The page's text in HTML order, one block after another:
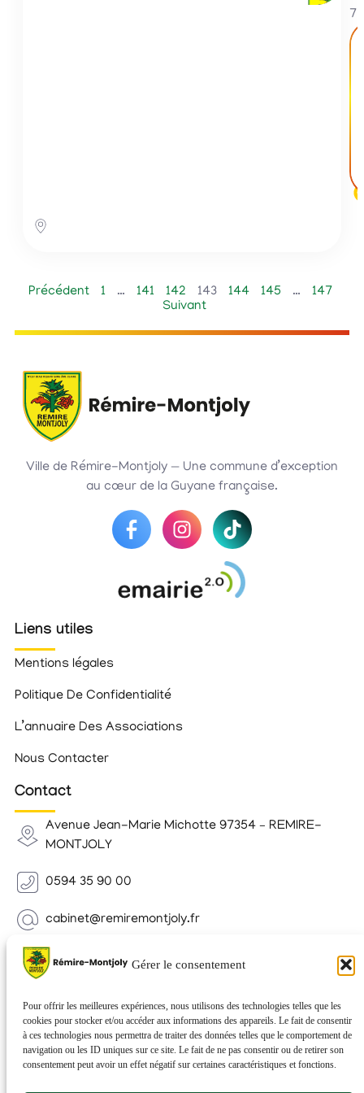
Gérer le consentement
Pour offrir les meilleures expériences, nous utilisons des technologies telles que les
cookies pour stocker et/ou accéder aux informations des appareils. Le fait de consentir
à ces technologies nous permettra de traiter des données telles que le comportement de
navigation ou les ID uniques sur ce site. Le fait de ne pas consentir ou de retirer son
consentement peut avoir un effet négatif sur certaines caractéristiques et fonctions.
U
B
S
U
R
R
E
7
Précédent 1 … 141 142 143 144 145 …
147
Suivant
Ville de Rémire-Montjoly — Une commune d’exception
au cœur de la Guyane française.
Liens utiles
Mentions légales
Politique De Confidentialité
L’annuaire Des Associations
Nous Contacter
Contact
Avenue Jean-Marie Michotte 97354 – REMIRE-
MONTJOLY
0594 35 90 00
cabinet@remiremontjoly.fr
Newsletter
nouvelles de votre commune.